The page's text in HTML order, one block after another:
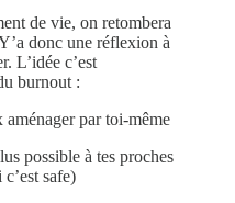
de vie, on retombera
donc une réflexion à
L’idée c’est
burnout :
par toi-même
possible à tes proches
safe)